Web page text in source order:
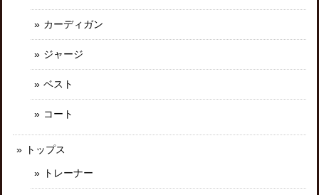
カーディガン
ジャージ
ベスト
コート
トップス
トレーナー